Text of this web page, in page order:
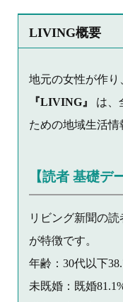
LIVING概要
地元の女性が作り
『LIVING』 は、
ための地域生活情
【読者 基礎デ
リビング新聞の
が特徴です。
年齢：30代以下
未既婚：既婚